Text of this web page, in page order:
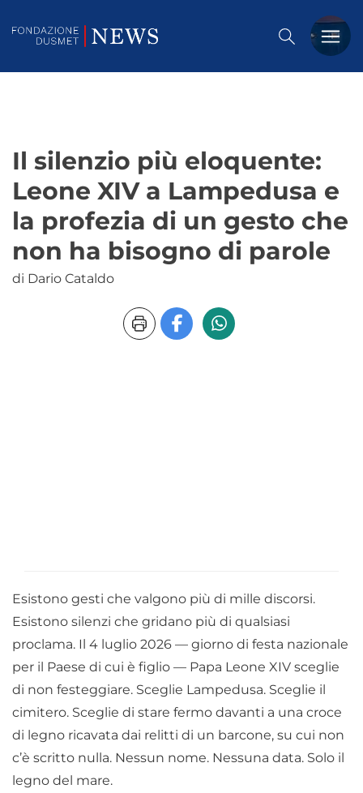
PREMIO DUSMET
OSSERVATORIO
EVENTI
NOTIZIE
Il silenzio più eloquente:
Leone XIV a Lampedusa e
la profezia di un gesto che
non ha bisogno di parole
di Dario Cataldo
Esistono gesti che valgono più di mille discorsi.
Esistono silenzi che gridano più di qualsiasi
proclama. Il 4 luglio 2026 — giorno di festa nazionale
per il Paese di cui è figlio — Papa Leone XIV sceglie
di non festeggiare. Sceglie Lampedusa. Sceglie il
cimitero. Sceglie di stare fermo davanti a una croce
di legno ricavata dai relitti di un barcone, su cui non
c’è scritto nulla. Nessun nome. Nessuna data. Solo il
legno del mare.